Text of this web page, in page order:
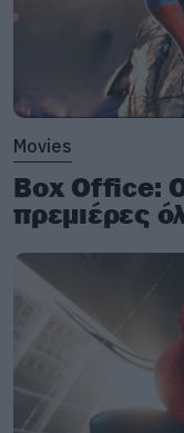
Movies
Box Office:
πρεμιέρες